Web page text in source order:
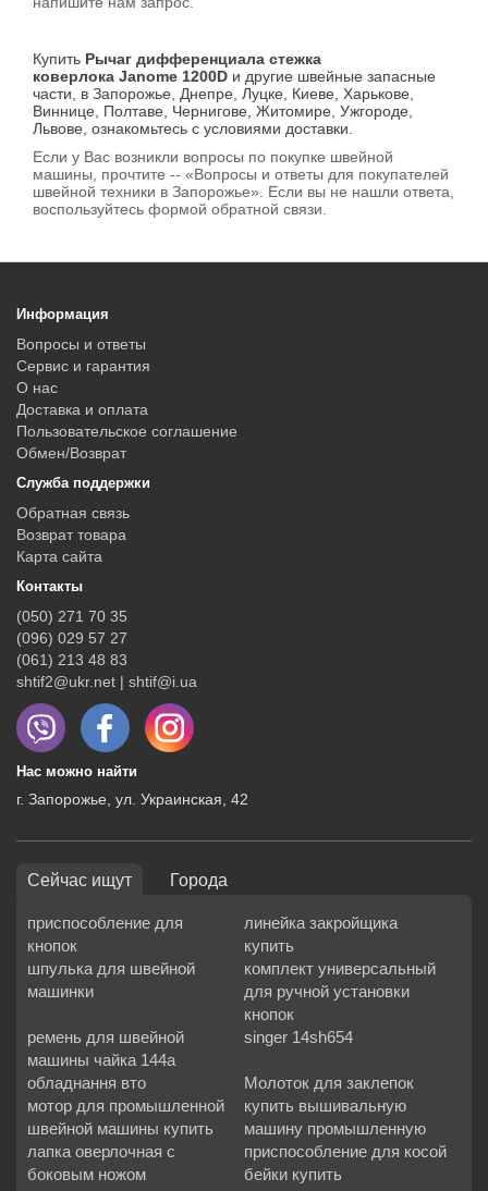
Купить Рычаг дифференциала стежка
коверлока Janome 1200D и другие швейные запасные
части, в Запорожье, Днепре, Луцке, Киеве, Харькове,
Виннице, Полтаве, Чернигове, Житомире, Ужгороде,
Львове, ознакомьтесь с условиями доставки.
Если у Вас возникли вопросы по покупке швейной
машины, прочтите -- «Вопросы и ответы для покупателей
швейной техники в Запорожье». Если вы не нашли ответа,
воспользуйтесь формой обратной связи.
Информация
Вопросы и ответы
Сервис и гарантия
О нас
Доставка и оплата
Пользовательское соглашение
Обмен/Возврат
Служба поддержки
Обратная связь
Возврат товара
Карта сайта
Контакты
(050) 271 70 35
(096) 029 57 27
(061) 213 48 83
shtif2@ukr.net | shtif@i.ua
Нас можно найти
г. Запорожье, ул. Украинская, 42
Сейчас ищут Города
приспособление для
кнопок
линейка закройщика
купить
шпулька для швейной
машинки
комплект универсальный
для ручной установки
кнопок
ремень для швейной
машины чайка 144а
singer 14sh654
обладнання вто
Молоток для заклепок
мотор для промышленной
швейной машины купить
купить вышивальную
машину промышленную
лапка оверлочная с
боковым ножом
приспособление для косой
бейки купить